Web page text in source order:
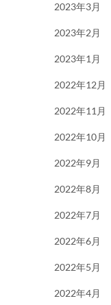
2023年3月
2023年2月
2023年1月
2022年12月
2022年11月
2022年10月
2022年9月
2022年8月
2022年7月
2022年6月
2022年5月
2022年4月